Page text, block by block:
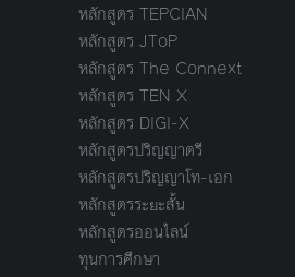
หลักสูตร TEPCIAN
หลักสูตร JToP
หลักสูตร The Connext
หลักสูตร TEN X
หลักสูตร DIGI-X
หลักสูตรปริญญาตรี
หลักสูตรปริญญาโท-เอก
หลักสูตรระยะสั้น
หลักสูตรออนไลน์
ทุนการศึกษา